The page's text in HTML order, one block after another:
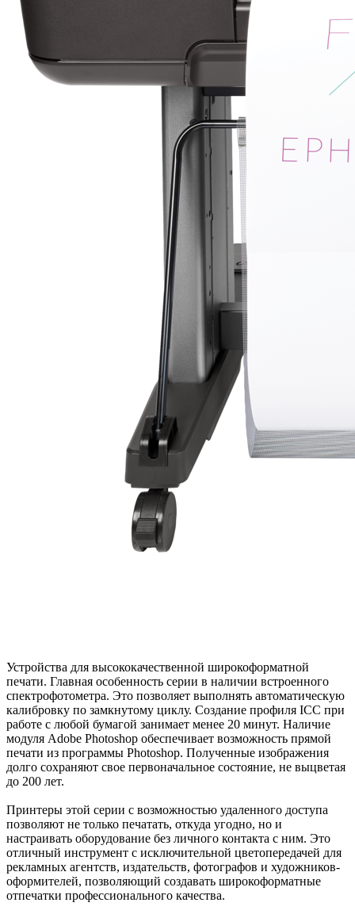
Устройства для высококачественной широкоформатной
печати. Главная особенность серии в наличии встроенного
спектрофотометра. Это позволяет выполнять автоматическую
калибровку по замкнутому циклу. Создание профиля ICC при
работе с любой бумагой занимает менее 20 минут. Наличие
модуля Adobe Photoshop обеспечивает возможность прямой
печати из программы Photoshop. Полученные изображения
долго сохраняют свое первоначальное состояние, не выцветая
до 200 лет.
Принтеры этой серии с возможностью удаленного доступа
позволяют не только печатать, откуда угодно, но и
настраивать оборудование без личного контакта с ним. Это
отличный инструмент с исключительной цветопередачей для
рекламных агентств, издательств, фотографов и художников-
оформителей, позволяющий создавать широкоформатные
отпечатки профессионального качества.